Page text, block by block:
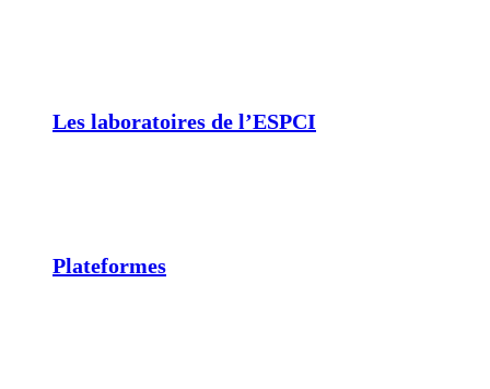
Les laboratoires de l’ESPCI
Plateformes